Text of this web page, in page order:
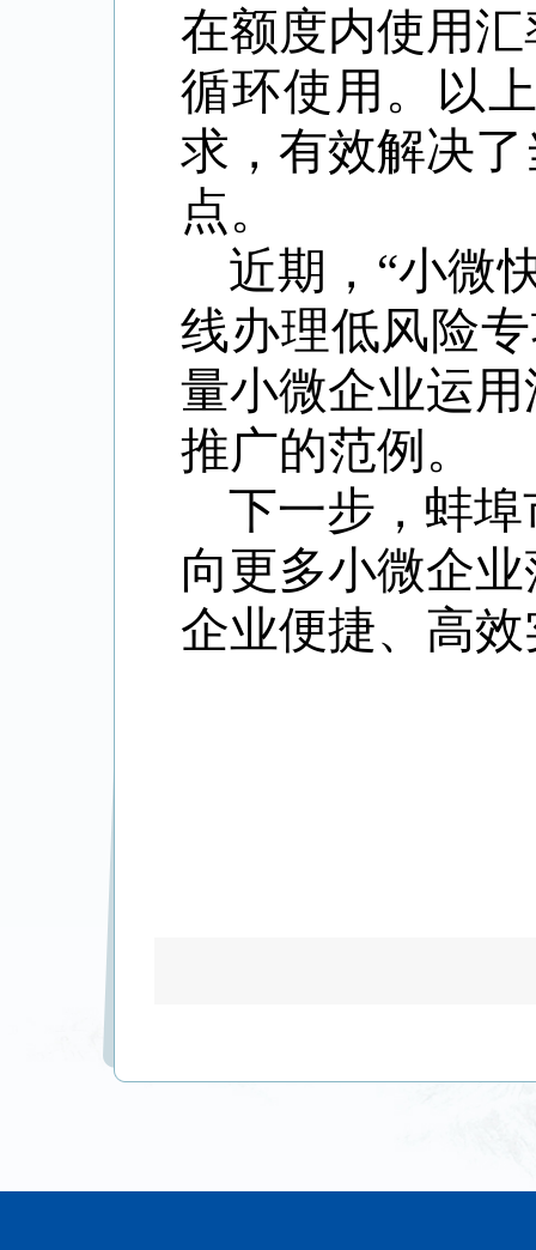
在额度内使用
循环使用。以
求，有效解决
点。
近期，“小微
线办理低风险
量小微企业运
推广的范例。
下一步，蚌
向更多小微企
企业便捷、高